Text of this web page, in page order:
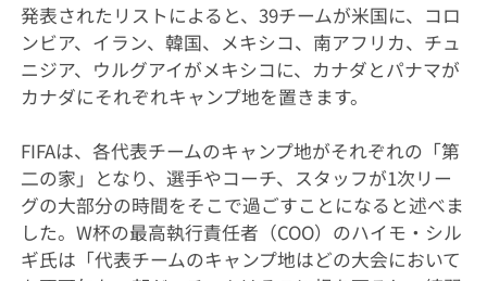
発表されたリストによると、39チームが米国に、コロ
ンビア、イラン、韓国、メキシコ、南アフリカ、チュ
ニジア、ウルグアイがメキシコに、カナダとパナマが
カナダにそれぞれキャンプ地を置きます。
FIFAは、各代表チームのキャンプ地がそれぞれの「第
二の家」となり、選手やコーチ、スタッフが1次リー
グの大部分の時間をそこで過ごすことになると述べま
した。W杯の最高執行責任者（COO）のハイモ・シル
ギ氏は「代表チームのキャンプ地はどの大会において